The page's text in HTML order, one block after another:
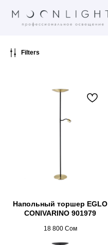
Filters
Напольный торшер EGLO
CONIVARINO 901979
18 800 Сом